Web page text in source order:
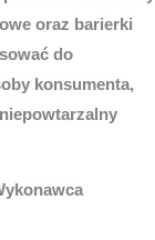
oraz barierki
do
konsumenta,